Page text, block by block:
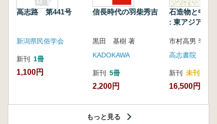
高志路 第441号
新潟県民俗学会
新刊 1冊
1,100円
信長時代の羽柴秀吉
黒田 基樹 著
KADOKAWA
新刊 5冊
2,200円
石造物と中世
: 東アジアと
高志書院
新刊 未刊
16,500円
もっと見る